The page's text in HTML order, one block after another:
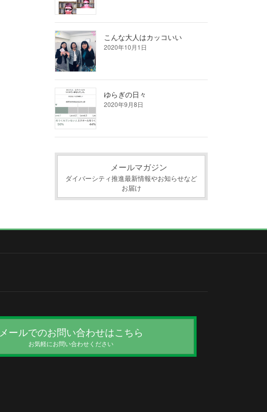
こんな大人はカッコいい
2020年10月1日
ゆらぎの日々
2020年9月8日
メールマガジン
ダイバーシティ推進最新情報やお知らせなど
お届け
メールでのお問い合わせはこちら
お気軽にお問い合わせください